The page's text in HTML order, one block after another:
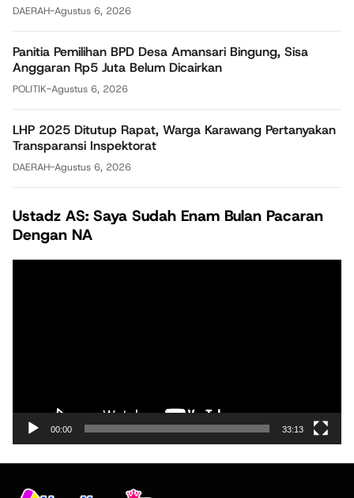
DAERAH-Agustus 6, 2026
Panitia Pemilihan BPD Desa Amansari Bingung, Sisa
Anggaran Rp5 Juta Belum Dicairkan
POLITIK-Agustus 6, 2026
LHP 2025 Ditutup Rapat, Warga Karawang Pertanyakan
Transparansi Inspektorat
DAERAH-Agustus 6, 2026
Ustadz AS: Saya Sudah Enam Bulan Pacaran
Dengan NA
00:00 33:13